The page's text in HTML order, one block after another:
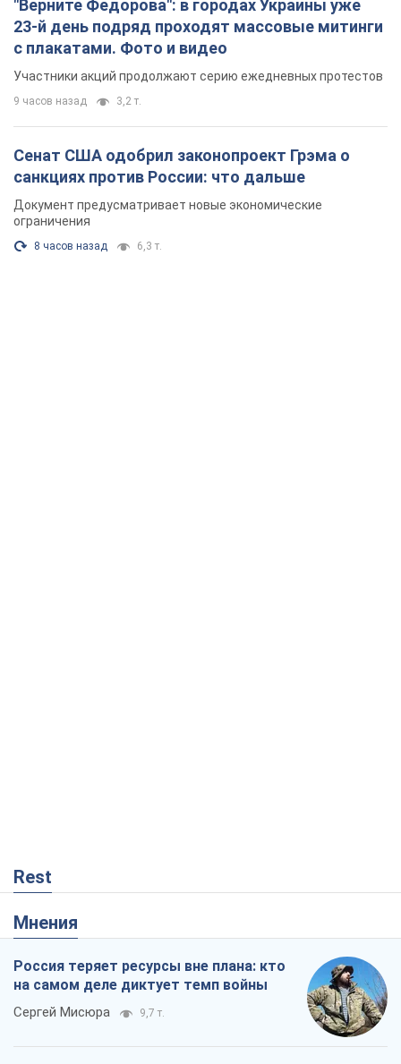
"Верните Федорова": в городах Украины уже
23-й день подряд проходят массовые митинги
с плакатами. Фото и видео
Участники акций продолжают серию ежедневных протестов
9 часов назад 3,2 т.
Сенат США одобрил законопроект Грэма о
санкциях против России: что дальше
Документ предусматривает новые экономические
ограничения
8 часов назад 6,3 т.
Rest
Мнения
Россия теряет ресурсы вне плана: кто
на самом деле диктует темп войны
Сергей Мисюра 9,7 т.